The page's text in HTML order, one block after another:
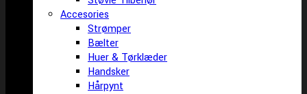
Accesories
Strømper
Bælter
Huer & Tørklæder
Handsker
Hårpynt